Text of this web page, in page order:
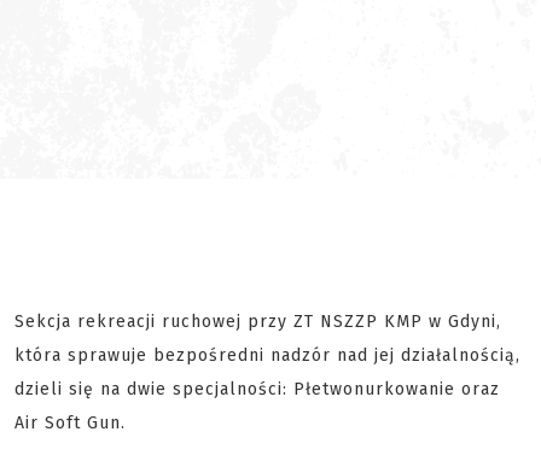
Sekcja rekreacji ruchowej przy ZT NSZZP KMP w Gdyni,
która sprawuje bezpośredni nadzór nad jej działalnością,
dzieli się na dwie specjalności: Płetwonurkowanie oraz
Air Soft Gun.